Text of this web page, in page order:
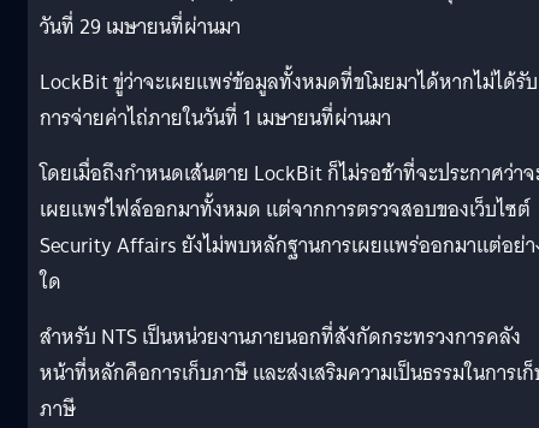
วันที่ 29 เมษายนที่ผ่านมา
LockBit ขู่ว่าจะเผยแพร่ข้อมูลทั้งหมดที่ขโมยมาได้หากไม่ได้รับ
การจ่ายค่าไถ่ภายในวันที่ 1 เมษายนที่ผ่านมา
โดยเมื่อถึงกำหนดเส้นตาย LockBit ก็ไม่รอช้าที่จะประกาศว่า
เผยแพร่ไฟล์ออกมาทั้งหมด แต่จากการตรวจสอบของเว็บไซต์
Security Affairs ยังไม่พบหลักฐานการเผยแพร่ออกมาแต่อย่
ใด
สำหรับ NTS เป็นหน่วยงานภายนอกที่สังกัดกระทรวงการคลัง
หน้าที่หลักคือการเก็บภาษี และส่งเสริมความเป็นธรรมในการเ
ภาษี